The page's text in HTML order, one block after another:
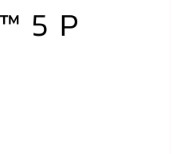
5 P